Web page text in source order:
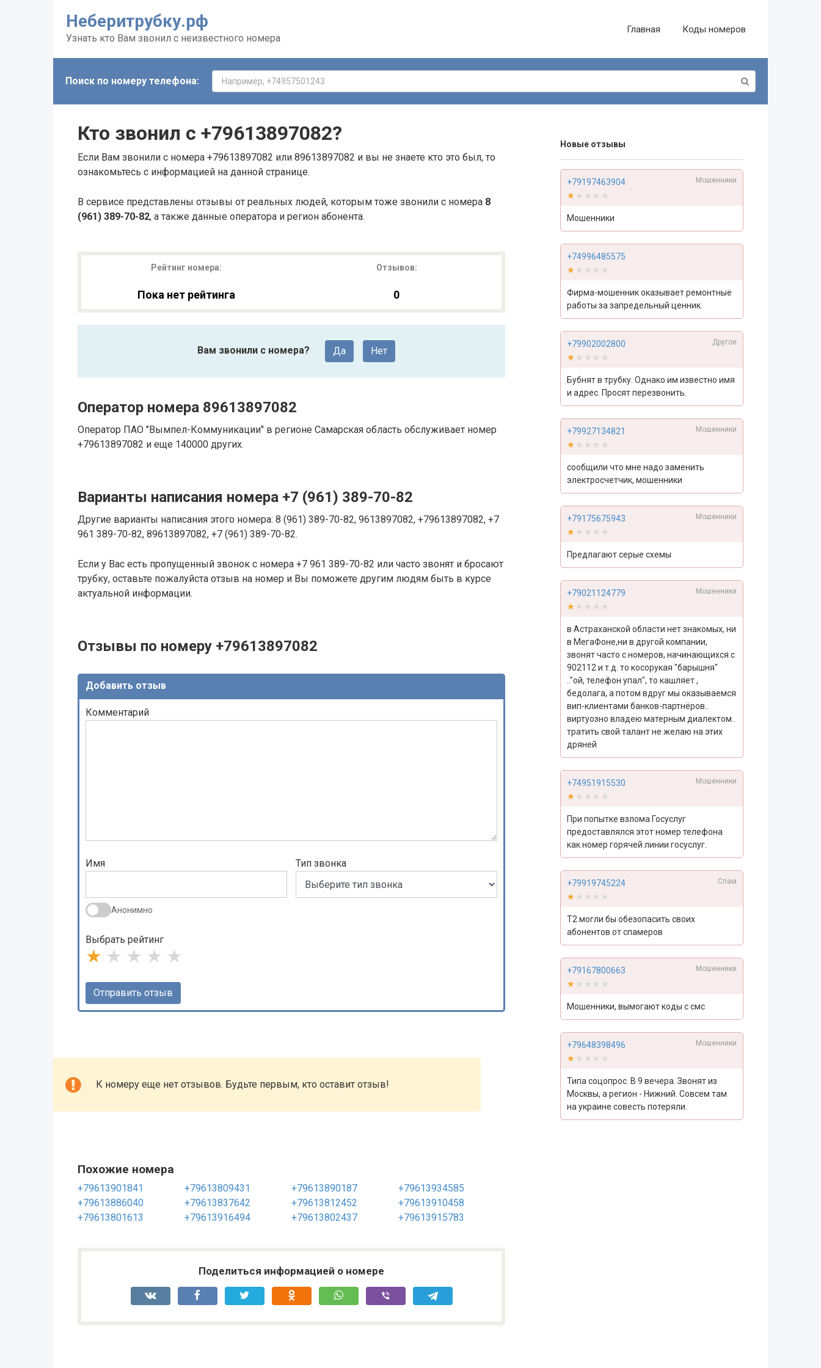
Неберитрубку.рф
Узнать кто Вам звонил с неизвестного номера
Главная Коды номеров
Поиск по номеру телефона:
Кто звонил с +79613897082?
Если Вам звонили с номера +79613897082 или 89613897082 и вы не знаете кто это был, то
ознакомьтесь с информацией на данной странице.
В сервисе представлены отзывы от реальных людей, которым тоже звонили с номера 8
(961) 389-70-82, а также данные оператора и регион абонента.
Рейтинг номера:
Пока нет рейтинга
Отзывов:
0
Вам звонили с номера? Да Нет
Оператор номера 89613897082
Оператор ПАО "Вымпел-Коммуникации" в регионе Самарская область обслуживает номер
+79613897082 и еще 140000 других.
Варианты написания номера +7 (961) 389-70-82
Другие варианты написания этого номера: 8 (961) 389-70-82, 9613897082, +79613897082, +7
961 389-70-82, 89613897082, +7 (961) 389-70-82.
Если у Вас есть пропущенный звонок с номера +7 961 389-70-82 или часто звонят и бросают
трубку, оставьте пожалуйста отзыв на номер и Вы поможете другим людям быть в курсе
актуальной информации.
Отзывы по номеру +79613897082
Добавить отзыв
Комментарий
Имя
Анонимно
Тип звонка
Выбрать рейтинг
★ ★ ★ ★ ★
К номеру еще нет отзывов. Будьте первым, кто оставит отзыв!
Похожие номера
+79613901841 +79613809431 +79613890187
+79613934585
+79613886040
+79613837642 +79613812452
+79613910458
+79613801613
+79613916494 +79613802437 +79613915783
Поделиться информацией о номере
Новые отзывы
+79197463904 Мошенники
★★★★★
★★★★★
Мошенники
+74996485575
★★★★★
★★★★★
Фирма-мошенник оказывает ремонтные
работы за запредельный ценник.
+79902002800 Другое
★★★★★
★★★★★
Бубнят в трубку. Однако им известно имя
и адрес. Просят перезвонить.
+79927134821 Мошенники
★★★★★
★★★★★
сообщили что мне надо заменить
электросчетчик, мошенники
+79175675943 Мошенники
★★★★★
★★★★★
Предлагают серые схемы
+79021124779 Мошенники
★★★★★
★★★★★
в Астраханской области нет знакомых, ни
в МегаФоне,ни в другой компании,
звонят часто с номеров, начинающихся с
902112 и т.д. то косорукая "барышня"
.."ой, телефон упал", то кашляет ,
бедолага, а потом вдруг мы оказываемся
вип-клиентами банков-партнёров..
виртуозно владею матерным диалектом..
тратить свой талант не желаю на этих
дряней
+74951915530 Мошенники
★★★★★
★★★★★
При попытке взлома Госуслуг
предоставлялся этот номер телефона
как номер горячей линии госуслуг.
+79919745224 Спам
★★★★★
★★★★★
Т2 могли бы обезопасить своих
абонентов от спамеров
+79167800663 Мошенники
★★★★★
★★★★★
Мошенники, вымогают коды с смс
+79648398496 Мошенники
★★★★★
★★★★★
Типа соцопрос. В 9 вечера. Звонят из
Москвы, а регион - Нижний. Совсем там
на украине совесть потеряли.